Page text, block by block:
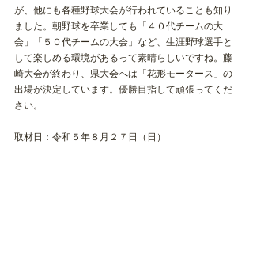
が、他にも各種野球大会が行われていることも知り
ました。朝野球を卒業しても「４０代チームの大
会」「５０代チームの大会」など、生涯野球選手と
して楽しめる環境があるって素晴らしいですね。藤
崎大会が終わり、県大会へは「花形モータース」の
出場が決定しています。優勝目指して頑張ってくだ
さい。
取材日：令和５年８月２７日（日）